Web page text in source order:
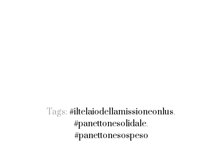
Tags: #iltelaiodellamissioneonlus,
#panettonesolidale,
#panettonesospeso